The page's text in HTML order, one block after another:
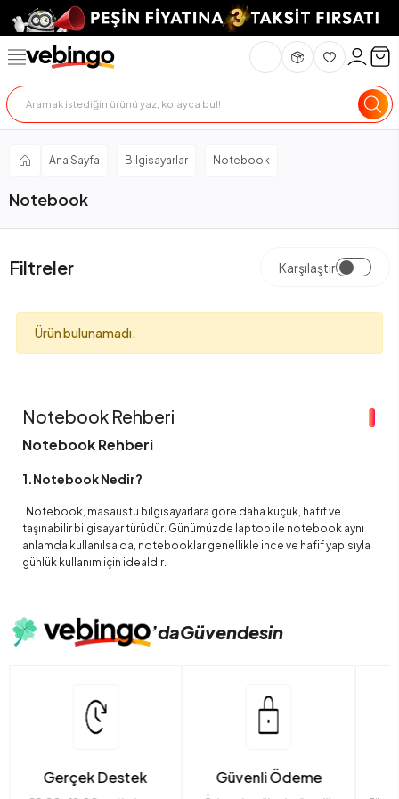
Ana Sayfa Bilgisayarlar Notebook
Notebook
Filtreler Karşılaştır
Ürün bulunamadı.
Notebook Rehberi
Notebook Rehberi
1.Notebook Nedir?
Notebook, masaüstü bilgisayarlara göre daha küçük, hafif ve
taşınabilir bilgisayar türüdür. Günümüzde laptop ile notebook aynı
anlamda kullanılsa da, notebooklar genellikle ince ve hafif yapısıyla
günlük kullanım için idealdir.
Taşınabilir ve hafiftir.
uygundur.
İhtiyaca göre güçlü işlemci, RAM ve SSD seçenekleriyle
Masaüstü bilgisayarlara kıyasla daha az yer kaplar.
’daGüvendesin
Gerçek Destek Güvenli Ödeme